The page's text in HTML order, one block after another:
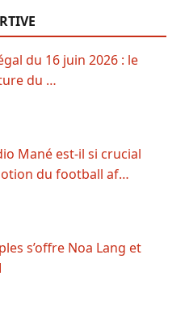
du 16 juin 2026 : le
du …
Mané est-il si crucial
du football af…
s’offre Noa Lang et